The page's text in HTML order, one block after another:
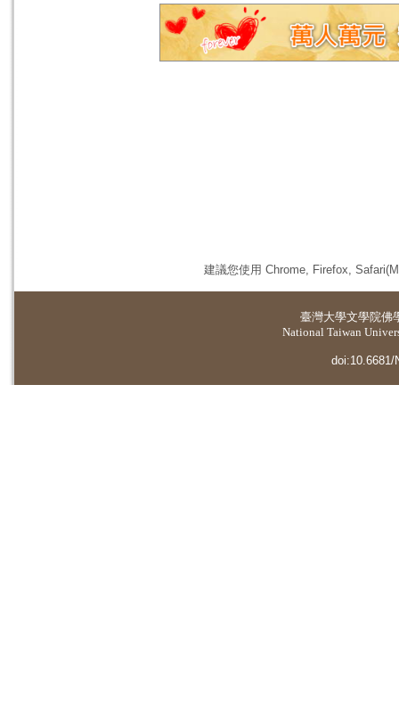
建議您使用 Chrome, Firefox,
臺灣大學文學院佛
National Taiwan
doi:10.6681/